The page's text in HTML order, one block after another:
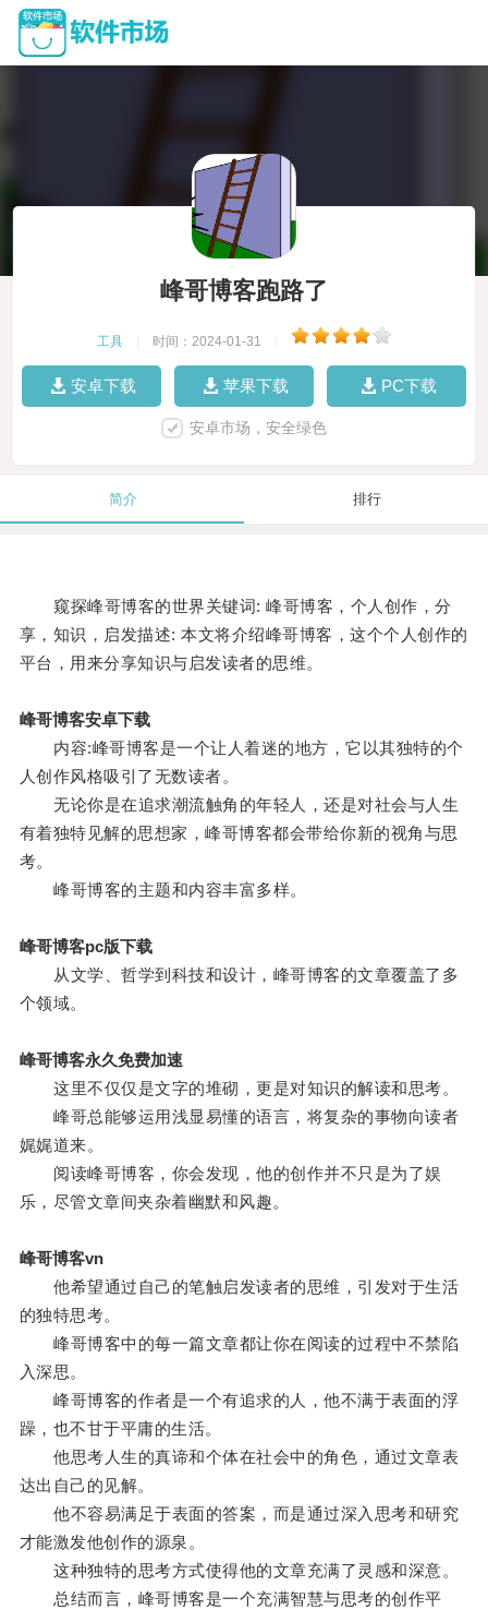
峰哥博客跑路了
工具 时间：2024-01-31
安卓下载 苹果下载 PC下载
安卓市场，安全绿色
简介 排行
窥探峰哥博客的世界关键词: 峰哥博客，个人创作，分
享，知识，启发描述: 本文将介绍峰哥博客，这个个人创作的
平台，用来分享知识与启发读者的思维。
峰哥博客安卓下载
内容:峰哥博客是一个让人着迷的地方，它以其独特的个
人创作风格吸引了无数读者。
无论你是在追求潮流触角的年轻人，还是对社会与人生
有着独特见解的思想家，峰哥博客都会带给你新的视角与思
考。
峰哥博客的主题和内容丰富多样。
峰哥博客pc版下载
从文学、哲学到科技和设计，峰哥博客的文章覆盖了多
个领域。
峰哥博客永久免费加速
这里不仅仅是文字的堆砌，更是对知识的解读和思考。
峰哥总能够运用浅显易懂的语言，将复杂的事物向读者
娓娓道来。
阅读峰哥博客，你会发现，他的创作并不只是为了娱
乐，尽管文章间夹杂着幽默和风趣。
峰哥博客vn
他希望通过自己的笔触启发读者的思维，引发对于生活
的独特思考。
峰哥博客中的每一篇文章都让你在阅读的过程中不禁陷
入深思。
峰哥博客的作者是一个有追求的人，他不满于表面的浮
躁，也不甘于平庸的生活。
他思考人生的真谛和个体在社会中的角色，通过文章表
达出自己的见解。
他不容易满足于表面的答案，而是通过深入思考和研究
才能激发他创作的源泉。
这种独特的思考方式使得他的文章充满了灵感和深意。
总结而言，峰哥博客是一个充满智慧与思考的创作平